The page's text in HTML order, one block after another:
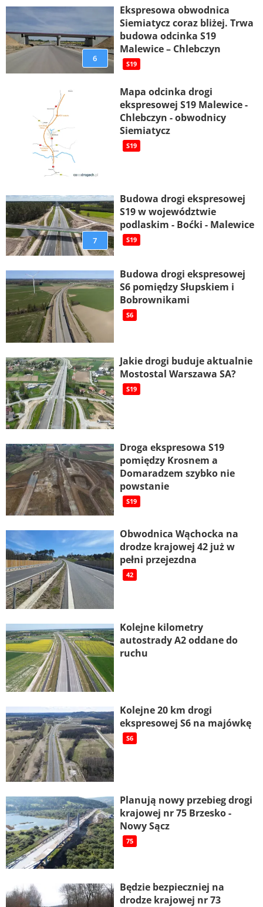
6
Ekspresowa obwodnica
Siemiatycz coraz bliżej. Trwa
budowa odcinka S19
Malewice – Chlebczyn
S19
Mapa odcinka drogi
ekspresowej S19 Malewice -
Chlebczyn - obwodnicy
Siemiatycz
S19
7
Budowa drogi ekspresowej
S19 w województwie
podlaskim - Boćki - Malewice
S19
Budowa drogi ekspresowej
S6 pomiędzy Słupskiem i
Bobrownikami
S6
Jakie drogi buduje aktualnie
Mostostal Warszawa SA?
S19
Droga ekspresowa S19
pomiędzy Krosnem a
Domaradzem szybko nie
powstanie
S19
Obwodnica Wąchocka na
drodze krajowej 42 już w
pełni przejezdna
42
Kolejne kilometry
autostrady A2 oddane do
ruchu
Kolejne 20 km drogi
ekspresowej S6 na majówkę
S6
Planują nowy przebieg drogi
krajowej nr 75 Brzesko -
Nowy Sącz
75
Będzie bezpieczniej na
drodze krajowej nr 73